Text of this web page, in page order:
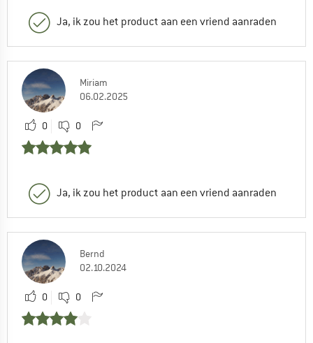
Ja, ik zou het product aan een vriend aanraden
Miriam
06.02.2025
0 0
Ja, ik zou het product aan een vriend aanraden
Bernd
02.10.2024
0 0